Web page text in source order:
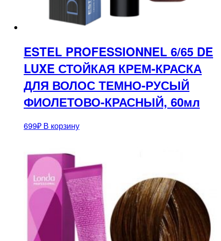
ESTEL PROFESSIONNEL 6/65 DE
LUXE СТОЙКАЯ КРЕМ-КРАСКА
ДЛЯ ВОЛОС ТЕМНО-РУСЫЙ
ФИОЛЕТОВО-КРАСНЫЙ, 60мл
699₽ В корзину